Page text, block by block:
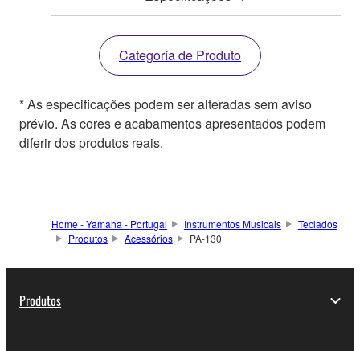
Categoría de Produto
* As especificações podem ser alteradas sem aviso
prévio. As cores e acabamentos apresentados podem
diferir dos produtos reais.
Home - Yamaha - Portugal Instrumentos Musicais
Teclados
Produtos
Acessórios PA-130
Produtos